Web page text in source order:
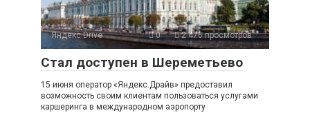
Яндекс.Drive 0 2 476 просмотров
Стал доступен в Шереметьево
15 июня оператор «Яндекс.Драйв» предоставил
возможность своим клиентам пользоваться услугами
каршеринга в международном аэропорту